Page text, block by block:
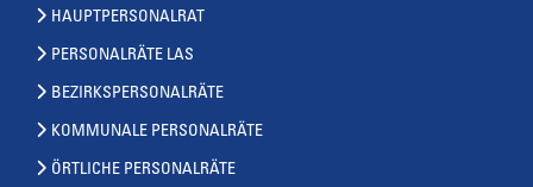
HAUPTPERSONALRAT
PERSONALRÄTE LAS
BEZIRKSPERSONALRÄTE
KOMMUNALE PERSONALRÄTE
ÖRTLICHE PERSONALRÄTE